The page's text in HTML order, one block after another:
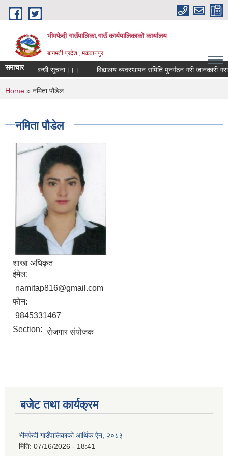
Skip to main content
भीमफेदी गाउँपालिका,गाउँ कार्यपालिकाकाे कार्यालय
बागमती प्रदेश , मकवानपुर
समाचारसम्बन्धी सूचना।।। विद्यालय व्यवस्थापन समिति पुनर्गठन गरी जानकारी
You are here
Home » नमिता पौडेल
नमिता पौडेल
शाखा अधिकृत
ईमेल:
namitap816@gmail.com
फोन:
9845331467
Section: रोजगार संयोजक
बजेट तथा कार्यक्रम
भीमफेदी गाउँपालिकाको आर्थिक ऐन, २०८३
मिति: 07/16/2026 - 18:41